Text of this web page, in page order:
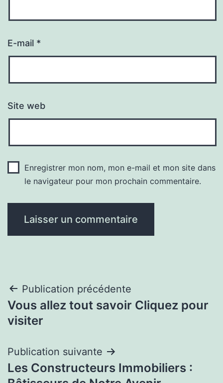
E-mail *
Site web
Enregistrer mon nom, mon e-mail et mon site dans
le navigateur pour mon prochain commentaire.
Navigation
de
Publication précédente
Vous allez tout savoir Cliquez pour
visiter
Publication suivante
Les Constructeurs Immobiliers :